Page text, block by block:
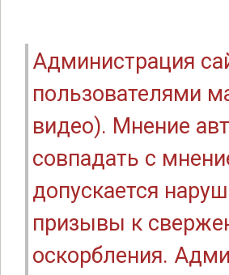
Администрация
пользователями
видео). Мнение
совпадать с
допускается
призывы к
оскорбления.